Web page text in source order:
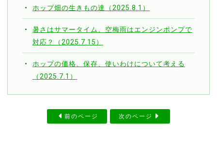
ホップ畑の生きもの達（2025.8.1）
暑さはサマータイム、空梅雨はエンジンポンプで
対応？（2025.7.15）
ホップの価格、保存、使いわけについて考える
（2025.7.1）
前のページ 次のページ